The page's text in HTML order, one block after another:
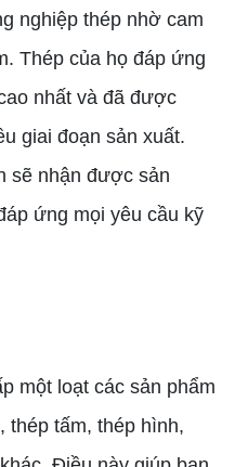
nghiệp thép nhờ cam
Thép của họ đáp ứng
nhất và đã được
giai đoạn sản xuất.
sẽ nhận được sản
ứng mọi yêu cầu kỹ
một loạt các sản phẩm
thép tấm, thép hình,